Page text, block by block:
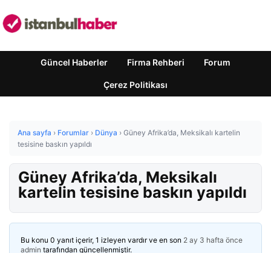
Güncel Haberler Firma Rehberi Forum
Çerez Politikası
Ana sayfa › Forumlar › Dünya › Güney Afrika’da, Meksikalı kartelin
tesisine baskın yapıldı
Güney Afrika’da, Meksikalı
kartelin tesisine baskın yapıldı
Bu konu 0 yanıt içerir, 1 izleyen vardır ve en son 2 ay 3 hafta önce
admin tarafından güncellenmiştir.